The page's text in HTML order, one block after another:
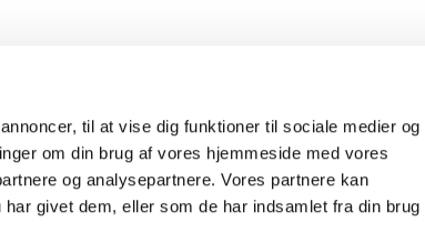
til at vise dig funktioner til sociale medier og
om din brug af vores hjemmeside med vores
og analysepartnere. Vores partnere kan
givet dem, eller som de har indsamlet fra din brug